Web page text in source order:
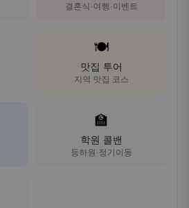
결혼식·여행·이벤트
🍽️
맛집 투어
지역 맛집 코스
🏫
학원 콜밴
등하원·정기이동